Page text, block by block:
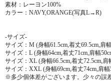
素材：レーヨン100%
カラー：NAVY,ORANGE(写真L→R)
-サイズ-
サイズ：M (身幅61.5cm,着丈69.5cm,肩
サイズ：L (身幅64cm,着丈71cm,肩幅
サイズ：XL (身幅66.5cm,着丈72.5cm,肩
サイズ：XXL (身幅69cm,着丈74cm,肩幅
※多少個体差がございます。少々の誤